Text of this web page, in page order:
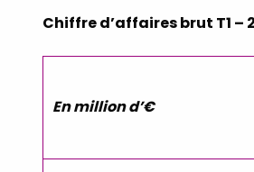
Chiffre d’affaires brut T1 –
En million d’€